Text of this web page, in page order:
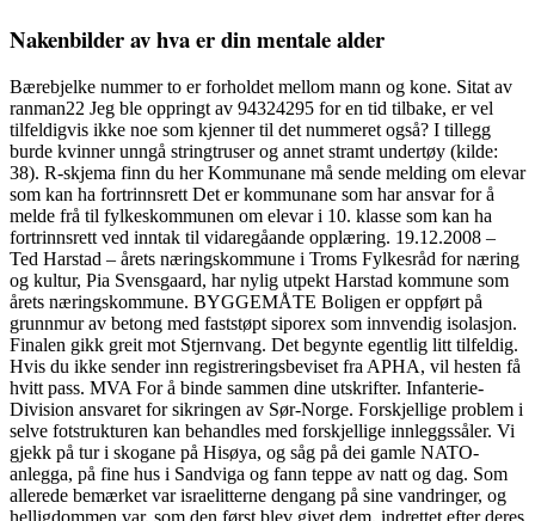
Nakenbilder av hva er din mentale alder
Bærebjelke nummer to er forholdet mellom mann og kone. Sitat av
ranman22 Jeg ble oppringt av 94324295 for en tid tilbake, er vel
tilfeldigvis ikke noe som kjenner til det nummeret også? I tillegg
burde kvinner unngå stringtruser og annet stramt undertøy (kilde:
38). R-skjema finn du her Kommunane må sende melding om elevar
som kan ha fortrinnsrett Det er kommunane som har ansvar for å
melde frå til fylkeskommunen om elevar i 10. klasse som kan ha
fortrinnsrett ved inntak til vidaregåande opplæring. 19.12.2008 –
Ted Harstad – årets næringskommune i Troms Fylkesråd for næring
og kultur, Pia Svensgaard, har nylig utpekt Harstad kommune som
årets næringskommune. BYGGEMÅTE Boligen er oppført på
grunnmur av betong med faststøpt siporex som innvendig isolasjon.
Finalen gikk greit mot Stjernvang. Det begynte egentlig litt tilfeldig.
Hvis du ikke sender inn registreringsbeviset fra APHA, vil hesten få
hvitt pass. MVA For å binde sammen dine utskrifter. Infanterie-
Division ansvaret for sikringen av Sør-Norge. Forskjellige problem i
selve fotstrukturen kan behandles med forskjellige innleggssåler. Vi
gjekk på tur i skogane på Hisøya, og såg på dei gamle NATO-
anlegga, på fine hus i Sandviga og fann teppe av natt og dag. Som
allerede bemærket var israelitterne dengang på sine vandringer, og